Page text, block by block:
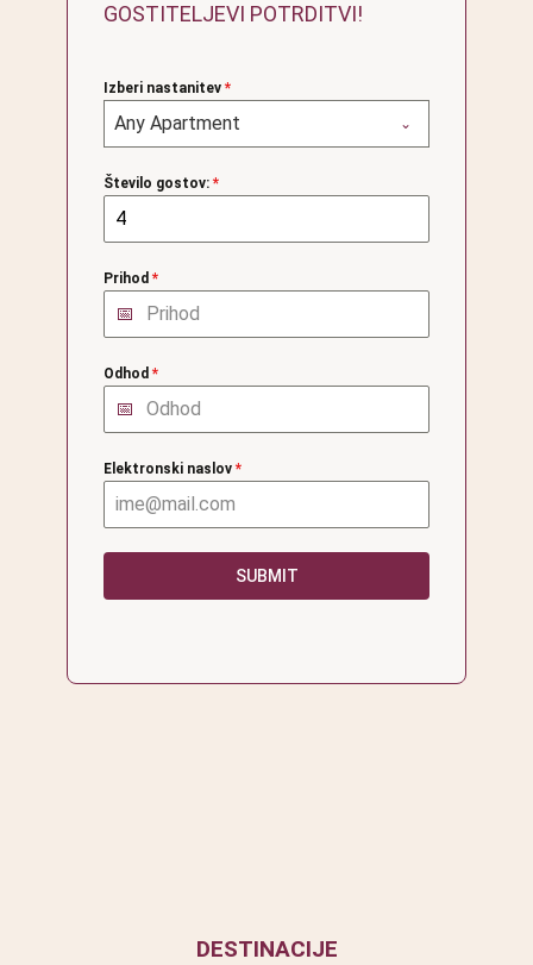
GOSTITELJEVI POTRDITVI!
Izberi nastanitev *
Any Apartment
Število gostov: *
Prihod *
Odhod *
Elektronski naslov *
SUBMIT
DESTINACIJE